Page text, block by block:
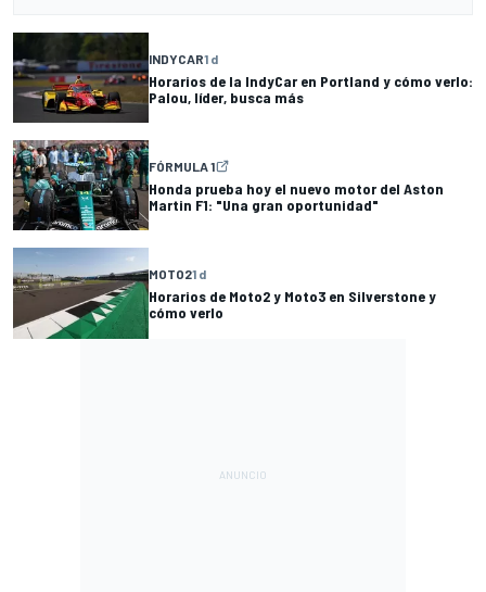
INDYCAR1 d
Horarios de la IndyCar en Portland y cómo verlo:
Palou, líder, busca más
FÓRMULA 1
Honda prueba hoy el nuevo motor del Aston
Martin F1: "Una gran oportunidad"
MOTO21 d
Horarios de Moto2 y Moto3 en Silverstone y
cómo verlo